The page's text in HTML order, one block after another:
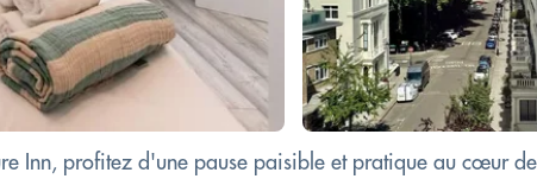
Inn, profitez d'une pause paisible et pratique au cœur